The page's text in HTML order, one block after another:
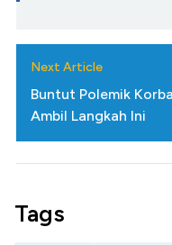
Next Article
Buntut Polemik
Ambil Langkah Ini
Tags